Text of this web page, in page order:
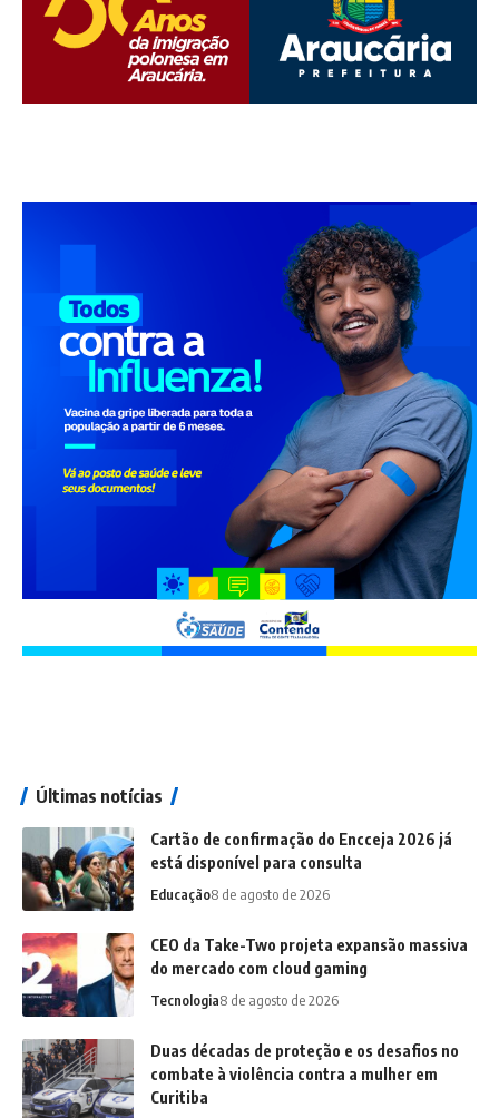
Últimas notícias
Cartão de confirmação do Encceja 2026 já
está disponível para consulta
Educação8 de agosto de 2026
CEO da Take-Two projeta expansão massiva
do mercado com cloud gaming
Tecnologia8 de agosto de 2026
Duas décadas de proteção e os desafios no
combate à violência contra a mulher em
Curitiba